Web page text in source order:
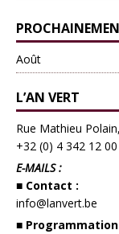
Août
L’AN VERT
Rue Mathieu
+32 (0) 4 342 12 00
E-MAILS :
■ Contact :
info@lanvert.be
■ Programmation